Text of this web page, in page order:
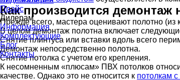
Прайс
Дилерам
Информация
Комплектующие
Блог
Контакты
Как производится демонтаж
Прежде всего, мастера оценивают полотно (из
В целом демонтаж полотна включает
Снятие плинтуса или вставки вдоль всего
Демонтаж непосредственно полотна.
Снятие потолка с учетом его крепления.
К несомненным «плюсам» ПВХ потолков
качестве. Однако это не относится к потолкам